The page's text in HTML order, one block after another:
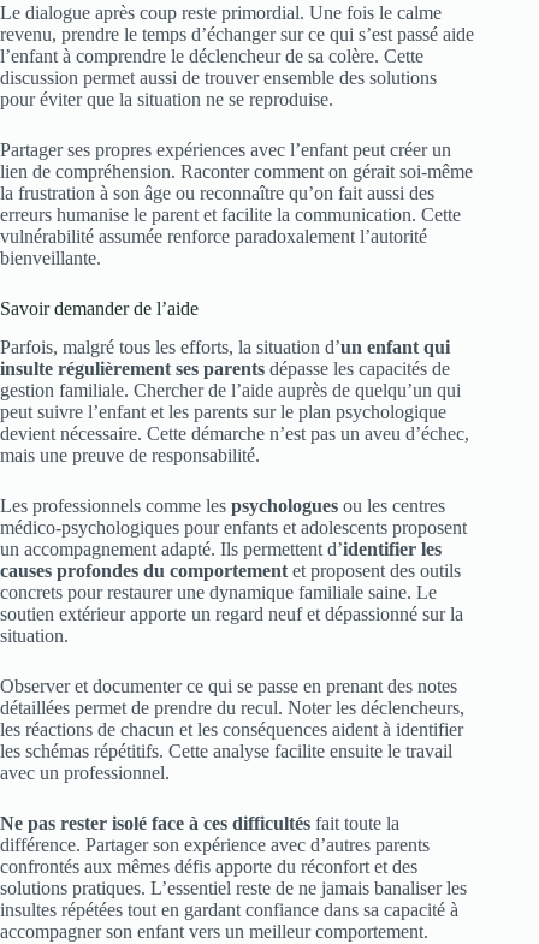
Le dialogue après coup reste primordial. Une fois le calme
revenu, prendre le temps d’échanger sur ce qui s’est passé aide
l’enfant à comprendre le déclencheur de sa colère. Cette
discussion permet aussi de trouver ensemble des solutions
pour éviter que la situation ne se reproduise.
Partager ses propres expériences avec l’enfant peut créer un
lien de compréhension. Raconter comment on gérait soi-même
la frustration à son âge ou reconnaître qu’on fait aussi des
erreurs humanise le parent et facilite la communication. Cette
vulnérabilité assumée renforce paradoxalement l’autorité
bienveillante.
Savoir demander de l’aide
Parfois, malgré tous les efforts, la situation d’un enfant qui
insulte régulièrement ses parents dépasse les capacités de
gestion familiale. Chercher de l’aide auprès de quelqu’un qui
peut suivre l’enfant et les parents sur le plan psychologique
devient nécessaire. Cette démarche n’est pas un aveu d’échec,
mais une preuve de responsabilité.
Les professionnels comme les psychologues ou les centres
médico-psychologiques pour enfants et adolescents proposent
un accompagnement adapté. Ils permettent d’identifier les
causes profondes du comportementet proposent des outils
concrets pour restaurer une dynamique familiale saine. Le
soutien extérieur apporte un regard neuf et dépassionné sur la
situation.
Observer et documenter ce qui se passe en prenant des notes
détaillées permet de prendre du recul. Noter les déclencheurs,
les réactions de chacun et les conséquences aident à identifier
les schémas répétitifs. Cette analyse facilite ensuite le travail
avec un professionnel.
Ne pas rester isolé face à ces difficultés fait toute la
différence. Partager son expérience avec d’autres parents
confrontés aux mêmes défis apporte du réconfort et des
solutions pratiques. L’essentiel reste de ne jamais banaliser les
insultes répétées tout en gardant confiance dans sa capacité à
accompagner son enfant vers un meilleur comportement.